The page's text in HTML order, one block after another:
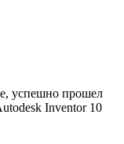
успешно прошел
Inventor 10